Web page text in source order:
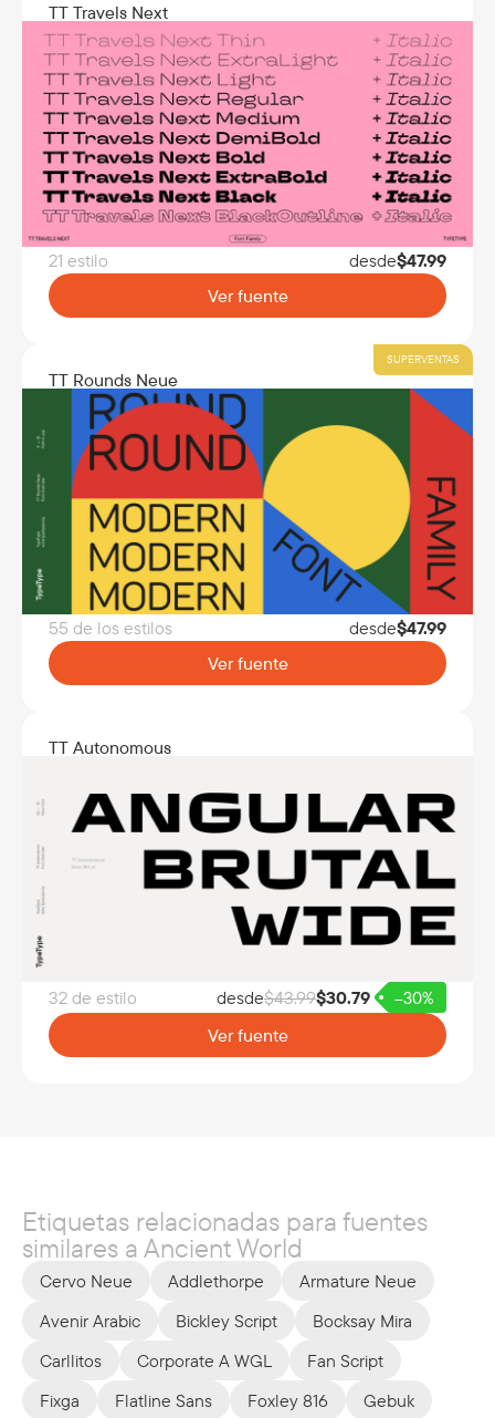
TT Travels Next
21 estilo desde$47.99
Ver fuente
SUPERVENTAS
TT Rounds Neue
55 de los estilos desde$47.99
Ver fuente
TT Autonomous
32 de estilo desde$43.99$30.79 –30%
Ver fuente
Etiquetas relacionadas para fuentes
similares a Ancient World
Cervo Neue Addlethorpe
Armature Neue
Avenir Arabic
Bickley Script
Bocksay Mira
Carllitos
Corporate A WGL
Fan Script
Fixga
Flatline Sans Foxley 816 Gebuk